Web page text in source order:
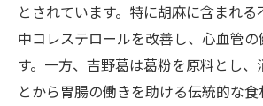
とされています。特に胡麻に含まれ
中コレステロールを改善し、心血管
す。一方、吉野葛は葛粉を原料とし、
とから胃腸の働きを助ける伝統的な